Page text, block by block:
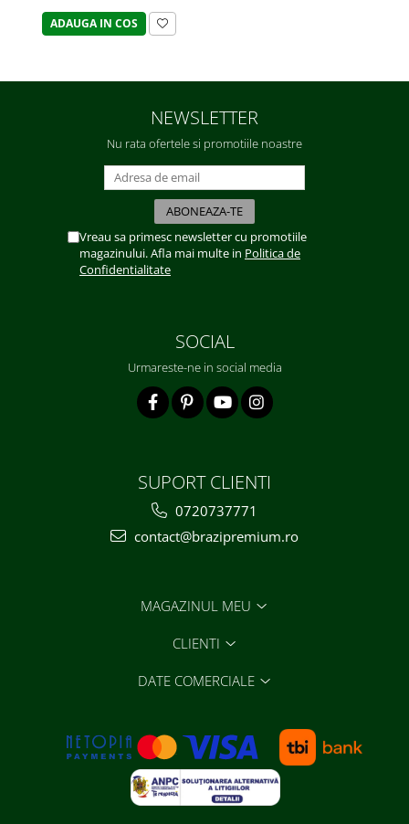
ADAUGA IN COS
NEWSLETTER
Nu rata ofertele si promotiile noastre
Vreau sa primesc newsletter cu promotiile
magazinului. Afla mai multe in Politica de
Confidentialitate
SOCIAL
Urmareste-ne in social media
SUPORT CLIENTI
0720737771
contact@brazipremium.ro
MAGAZINUL MEU
CLIENTI
DATE COMERCIALE